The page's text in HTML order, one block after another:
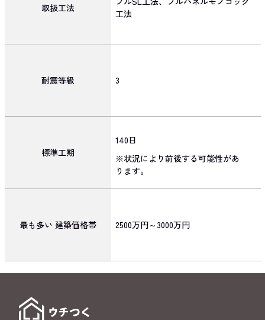
取扱工法
工法
耐震等級 3
標準工期
140日
※状況により前後する可能性があ
ります。
最も多い 建築価格帯 2500万円～3000万円